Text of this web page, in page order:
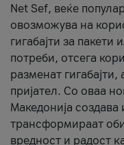
Net Sef, веќе
овозможува на
гигабајти за
потреби, отсега
разменат гигабајти,
пријател. Со оваа
Македонија создава
трансформираат
вредност и радост